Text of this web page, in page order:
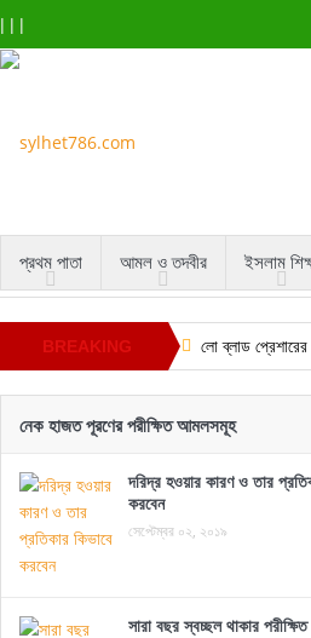
| | |
প্রথম পাতা আমল ও তদবীর ইসলাম
BREAKING
NEWS
লো ব্লাড প্রেশারের
পেঁপের কষের
গোপনীয়তার শক্তি
নেক হাজত পূরণের পরীক্ষিত আমলসমূহ
দরিদ্র হওয়ার কারণ ও তার
করবেন
সেপ্টেম্বর ০২, ২০১৯
সারা বছর স্বচ্ছল থাকার